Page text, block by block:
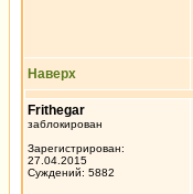
Наверх
Frithegar
заблокирован
Зарегистрирован:
27.04.2015
Суждений: 5882